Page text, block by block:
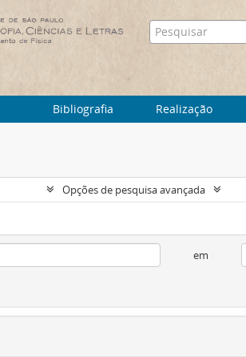
Bibliografia Realização
Opções de pesquisa avançada
em